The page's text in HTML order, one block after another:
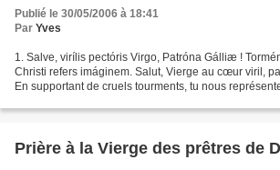
Publié le 30/05/2006 à 18:41
Par Yves
1. Salve, virílis pectóris Virgo, Patróna Gálliæ !
Christi refers imáginem. Salut, Vierge au cœur viril,
En supportant de cruels tourments, tu nous
Prière à la Vierge des prêtres de